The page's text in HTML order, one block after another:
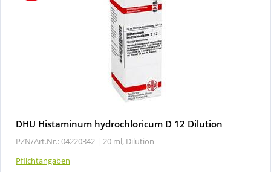
DHU Histaminum hydrochloricum D 12 Dilution
PZN/Art.Nr.: 04220342 | 20 ml, Dilution
Pflichtangaben